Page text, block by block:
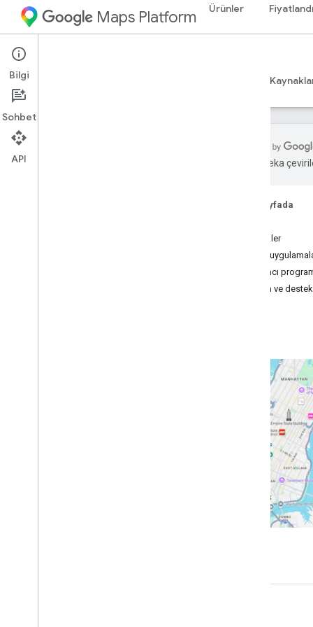
Maps Platform Ürünler
iOS
Rehberler
Yapay zeka
Bu sayfada
Özellikler
Örnek
Yardımcı
Yardım ve destek
Bilgi
Sohbet
API